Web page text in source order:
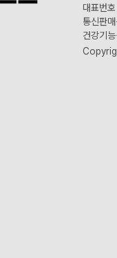
대표번
통신판
건강기